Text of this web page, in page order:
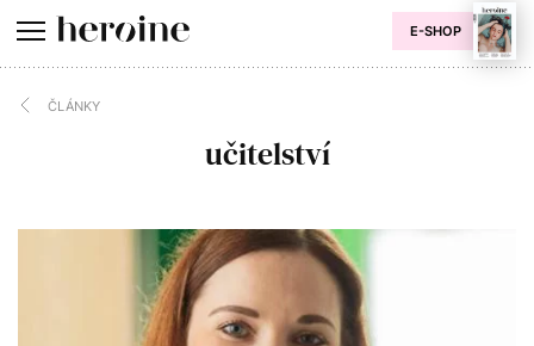
E-SHOP
ČLÁNKY
učitelství